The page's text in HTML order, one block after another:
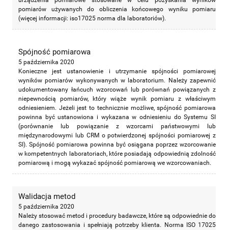
pomiarów używanych do obliczenia końcowego wyniku pomiaru
(więcej informacji: iso17025 norma dla laboratoriów).
Spójność pomiarowa
5 października 2020
Konieczne jest ustanowienie i utrzymanie spójności pomiarowej
wyników pomiarów wykonywanych w laboratorium. Należy zapewnić
udokumentowany łańcuch wzorcowań lub porównań powiązanych z
niepewnością pomiarów, który wiąże wynik pomiaru z właściwym
odniesieniem. Jeżeli jest to technicznie możliwe, spójność pomiarowa
powinna być ustanowiona i wykazana w odniesieniu do Systemu SI
(porównanie lub powiązanie z wzorcami państwowymi lub
międzynarodowymi lub CRM o potwierdzonej spójności pomiarowej z
SI). Spójność pomiarowa powinna być osiągana poprzez wzorcowanie
w kompetentnych laboratoriach, które posiadają odpowiednią zdolność
pomiarową i mogą wykazać spójność pomiarową we wzorcowaniach.
Walidacja metod
5 października 2020
Należy stosować metod i procedury badawcze, które są odpowiednie do
danego zastosowania i spełniają potrzeby klienta. Norma ISO 17025